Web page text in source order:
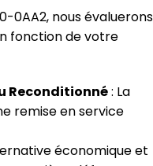
0AA2, nous évaluerons
fonction de votre
Reconditionné: La
remise en service
économique et